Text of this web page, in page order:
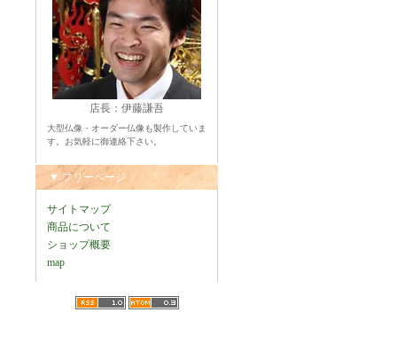
店長：伊藤謙吾
大型仏像・オーダー仏像も製作していま
す。お気軽に御連絡下さい。
▼ フリーページ
サイトマップ
商品について
ショップ概要
map